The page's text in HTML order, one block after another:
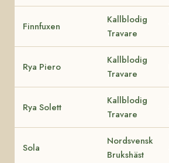
Finnfuxen
Kallblodig
Travare
Rya Piero
Kallblodig
Travare
Rya Solett
Kallblodig
Travare
Sola
Nordsvensk
Brukshäst